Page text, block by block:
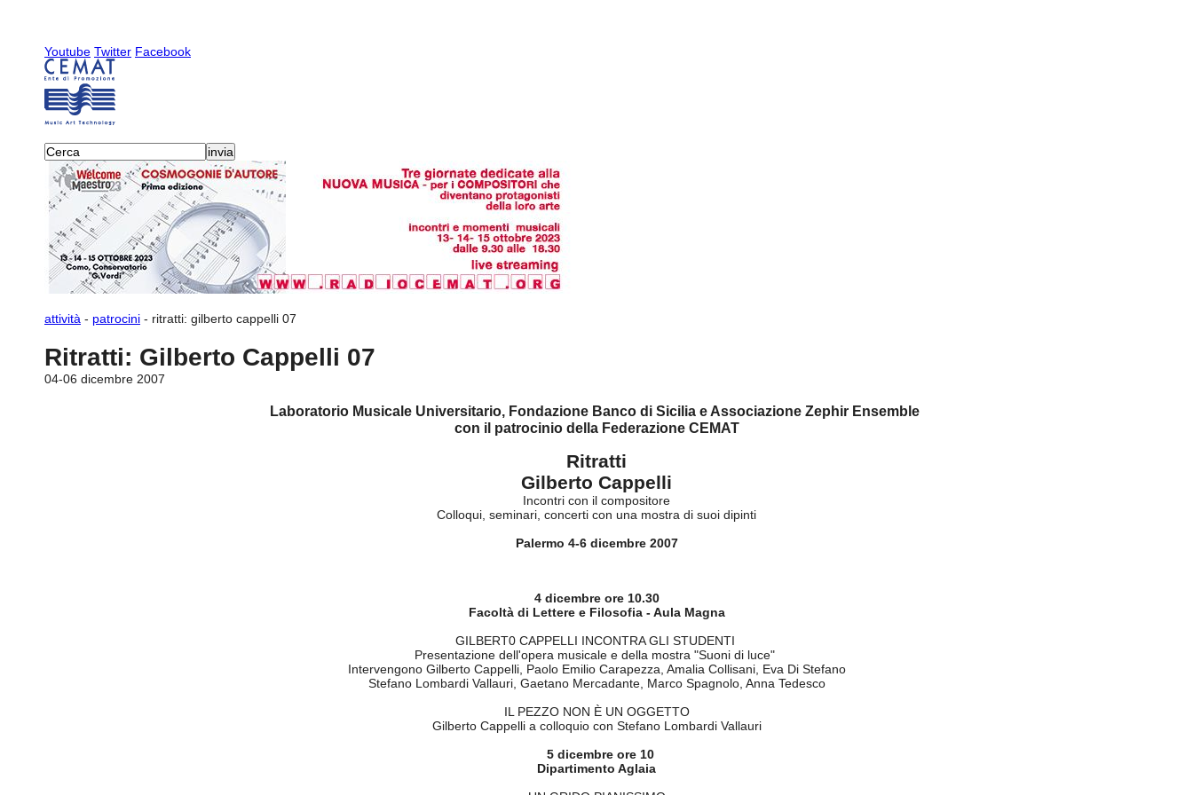
Youtube Twitter Facebook
attività - patrocini - ritratti: gilberto cappelli 07
Ritratti: Gilberto Cappelli 07
04-06 dicembre 2007
Laboratorio Musicale Universitario, Fondazione Banco di Sicilia e Associazione Zephir Ensemble
con il patrocinio della Federazione CEMAT
Ritratti
Gilberto Cappelli
Incontri con il compositore
Colloqui, seminari, concerti con una mostra di suoi dipinti
Palermo 4-6 dicembre 2007
4 dicembre ore 10.30
Facoltà di Lettere e Filosofia - Aula Magna
GILBERT0 CAPPELLI INCONTRA GLI STUDENTI
Presentazione dell'opera musicale e della mostra "Suoni di luce"
Intervengono Gilberto Cappelli, Paolo Emilio Carapezza, Amalia Collisani, Eva Di Stefano
Stefano Lombardi Vallauri, Gaetano Mercadante, Marco Spagnolo, Anna Tedesco
IL PEZZO NON È UN OGGETTO
Gilberto Cappelli a colloquio con Stefano Lombardi Vallauri
5 dicembre ore 10
Dipartimento Aglaia